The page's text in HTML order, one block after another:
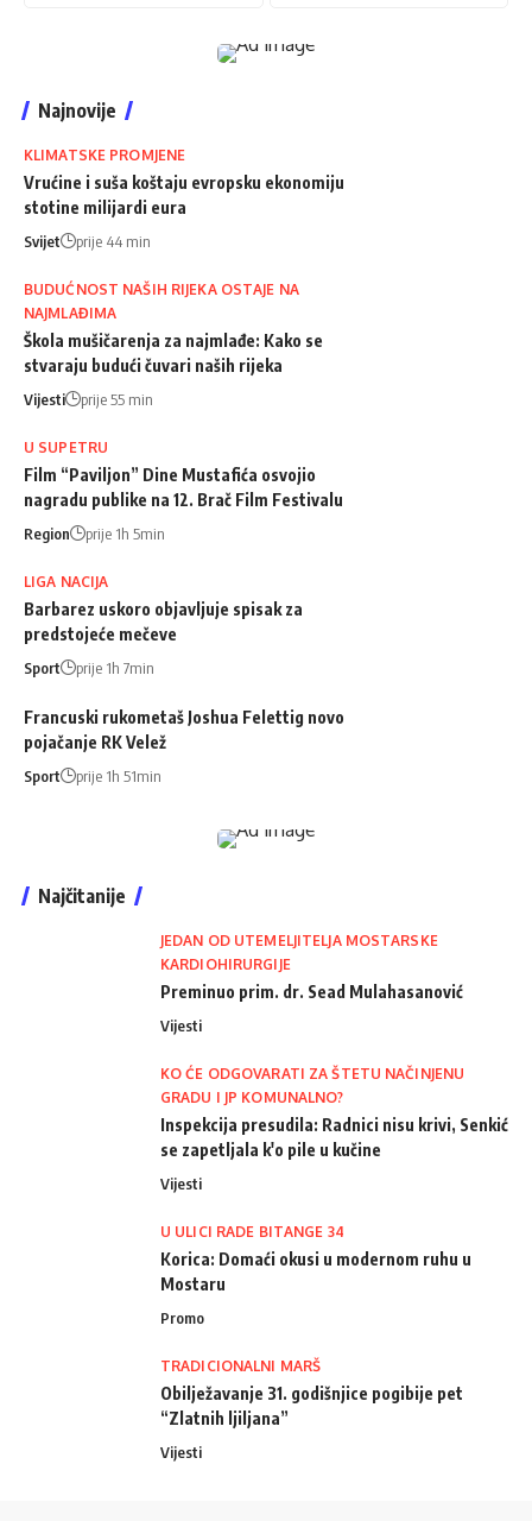
Najnovije
KLIMATSKE PROMJENE
Vrućine i suša koštaju evropsku ekonomiju
stotine milijardi eura
Svijet prije 44 min
BUDUĆNOST NAŠIH RIJEKA OSTAJE NA
NAJMLAĐIMA
Škola mušičarenja za najmlađe: Kako se
stvaraju budući čuvari naših rijeka
Vijesti prije 55 min
U SUPETRU
Film “Paviljon” Dine Mustafića osvojio
nagradu publike na 12. Brač Film Festivalu
Region prije 1h 5min
LIGA NACIJA
Barbarez uskoro objavljuje spisak za
predstojeće mečeve
Sport prije 1h 7min
Francuski rukometaš Joshua Felettig novo
pojačanje RK Velež
Sport prije 1h 51min
Najčitanije
JEDAN OD UTEMELJITELJA MOSTARSKE
KARDIOHIRURGIJE
Preminuo prim. dr. Sead Mulahasanović
Vijesti
KO ĆE ODGOVARATI ZA ŠTETU NAČINJENU
GRADU I JP KOMUNALNO?
Inspekcija presudila: Radnici nisu krivi, Senkić
se zapetljala k'o pile u kučine
Vijesti
U ULICI RADE BITANGE 34
Korica: Domaći okusi u modernom ruhu u
Mostaru
Promo
TRADICIONALNI MARŠ
Obilježavanje 31. godišnjice pogibije pet
“Zlatnih ljiljana”
Vijesti